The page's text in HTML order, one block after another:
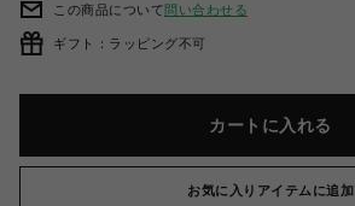
この商品について問い合わせる
ギフト：ラッピング不可
カートに入れる
お気に入りアイテムに追加